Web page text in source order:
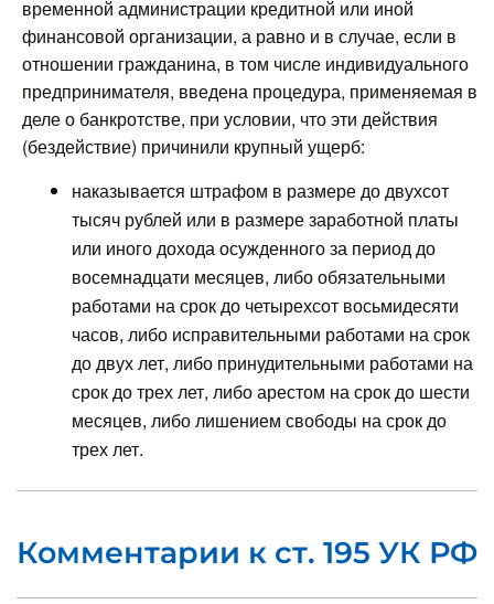
временной администрации кредитной или иной
финансовой организации, а равно и в случае, если в
отношении гражданина, в том числе индивидуального
предпринимателя, введена процедура, применяемая в
деле о банкротстве, при условии, что эти действия
(бездействие) причинили крупный ущерб:
наказывается штрафом в размере до двухсот
тысяч рублей или в размере заработной платы
или иного дохода осужденного за период до
восемнадцати месяцев, либо обязательными
работами на срок до четырехсот восьмидесяти
часов, либо исправительными работами на срок
до двух лет, либо принудительными работами на
срок до трех лет, либо арестом на срок до шести
месяцев, либо лишением свободы на срок до
трех лет.
Комментарии к ст. 195 УК РФ